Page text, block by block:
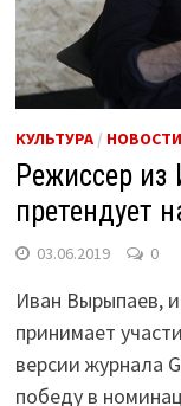
КУЛЬТУРА/ НОВОСТИ
Режиссер
претендует
03.06.2019 0
Иван Вырыпаев,
принимает
версии журнала
победу в